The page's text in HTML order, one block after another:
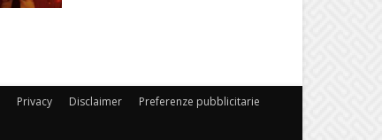
Privacy Disclaimer Preferenze pubblicitarie